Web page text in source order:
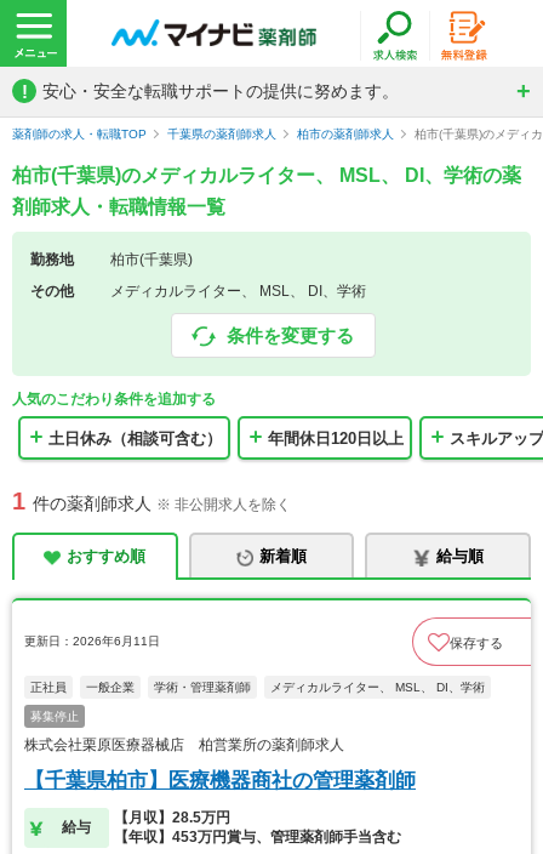
! 安心・安全な転職サポートの提供に努めます。
薬剤師の求人・転職TOP 千葉県の薬剤師求人 柏市の薬剤師求人 柏市(千葉県)のメディ
柏市(千葉県)のメディカルライター、 MSL、 DI、学術の薬
剤師求人・転職情報一覧
勤務地
柏市(千葉県)
その他
メディカルライター、 MSL、 DI、学術
条件を変更する
人気のこだわり条件を追加する
土日休み（相談可含む） 年間休日120日以上 スキルアップ
1 件の薬剤師求人 ※ 非公開求人を除く
おすすめ順 新着順 給与順
更新日：2026年6月11日 保存する
正社員 一般企業 学術・管理薬剤師 メディカルライター、 MSL、 DI、学術
募集停止
株式会社栗原医療器械店 柏営業所の薬剤師求人
【千葉県柏市】医療機器商社の管理薬剤師
給与
【月収】28.5万円
【年収】453万円賞与、管理薬剤師手当含む